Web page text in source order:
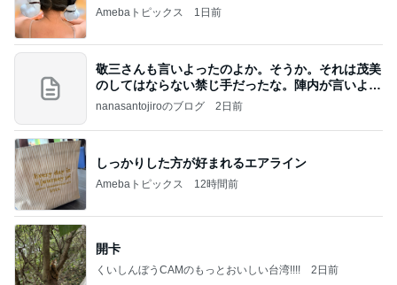
Amebaトピックス 1日前
敬三さんも言いよったのよか。そうか。それは茂美
のしてはならない禁じ手だったな。陣内が言いよる
のよ
nanasantojiroのブログ 2日前
しっかりした方が好まれるエアライン
Amebaトピックス 12時間前
開卡
くいしんぼうCAMのもっとおいしい台湾!!!! 2日前